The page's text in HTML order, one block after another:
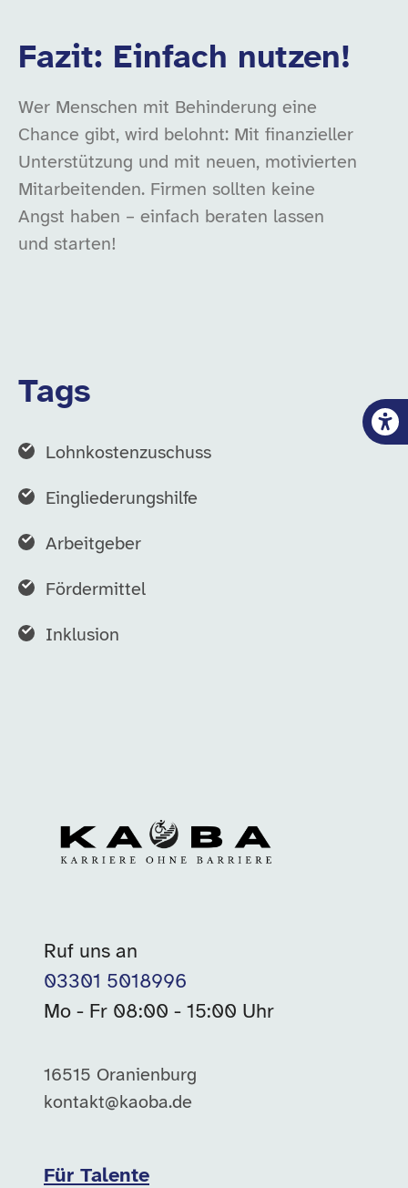
Fazit: Einfach nutzen!
Wer Menschen mit Behinderung eine
Chance gibt, wird belohnt: Mit finanzieller
Unterstützung und mit neuen, motivierten
Mitarbeitenden. Firmen sollten keine
Angst haben – einfach beraten lassen
und starten!
Tags
Lohnkostenzuschuss
Eingliederungshilfe
Arbeitgeber
Fördermittel
Inklusion
Ruf uns an
03301 5018996
Mo - Fr 08:00 - 15:00 Uhr
16515 Oranienburg
kontakt@kaoba.de
Für Talente